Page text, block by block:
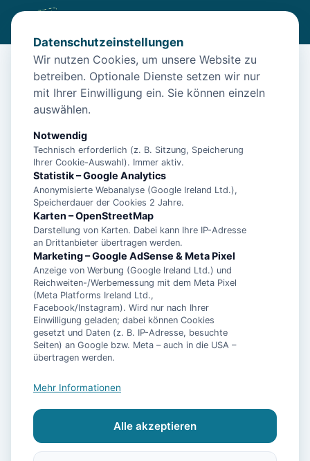
/Unterkünfte /Norden/Apartment Sterntaler – Norden
Apartment Sterntaler – Norden
Kühlschrank Mikrowelle
Geschirrspüler Terrasse Garten Grill
Datenschutzeinstellungen
Wir nutzen Cookies, um unsere Website zu
betreiben. Optionale Dienste setzen wir nur
mit Ihrer Einwilligung ein. Sie können einzeln
auswählen.
Notwendig
Technisch erforderlich (z. B. Sitzung, Speicherung
Ihrer Cookie-Auswahl). Immer aktiv.
Statistik – Google Analytics
Anonymisierte Webanalyse (Google Ireland Ltd.),
Speicherdauer der Cookies 2 Jahre.
Karten – OpenStreetMap
Darstellung von Karten. Dabei kann Ihre IP-Adresse
an Drittanbieter übertragen werden.
Marketing – Google AdSense & Meta Pixel
Anzeige von Werbung (Google Ireland Ltd.) und
Reichweiten-/Werbemessung mit dem Meta Pixel
(Meta Platforms Ireland Ltd.,
Facebook/Instagram). Wird nur nach Ihrer
Einwilligung geladen; dabei können Cookies
gesetzt und Daten (z. B. IP-Adresse, besuchte
Seiten) an Google bzw. Meta – auch in die USA –
übertragen werden.
Mehr Informationen
Alle akzeptieren